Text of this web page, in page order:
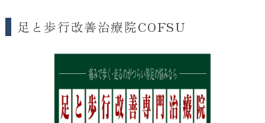
足と歩行改善治療院COFSU